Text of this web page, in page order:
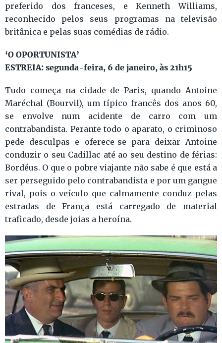
preferido dos franceses, e Kenneth Williams,
reconhecido pelos seus programas na televisão
britânica e pelas suas comédias de rádio.
‘O OPORTUNISTA’
ESTREIA: segunda-feira, 6 de janeiro, às 21h15
Tudo começa na cidade de Paris, quando Antoine
Maréchal (Bourvil), um típico francês dos anos 60,
se envolve num acidente de carro com um
contrabandista. Perante todo o aparato, o criminoso
pede desculpas e oferece-se para deixar Antoine
conduzir o seu Cadillac até ao seu destino de férias:
Bordéus. O que o pobre viajante não sabe é que está a
ser perseguido pelo contrabandista e por um gangue
rival, pois o veículo que calmamente conduz pelas
estradas de França está carregado de material
traficado, desde joias a heroína.